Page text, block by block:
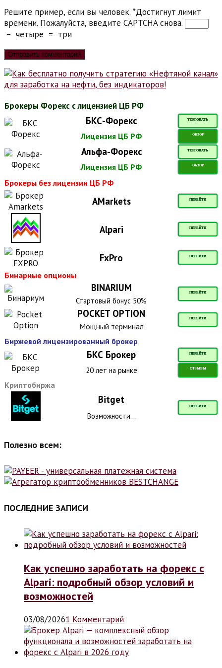
Решите пример, если вы человек. *Достигнут лимит
времени. Пожалуйста, введите CAPTCHA снова.
− четыре = три
Брокеры Форекс с лицензией ЦБ РФ
БКС-Форекс ТОРГОВАТЬ
Лицензия ЦБ РФ ОБЗОР
Альфа-Форекс ТОРГОВАТЬ
Лицензия ЦБ РФ ОБЗОР
Брокеры без лицензии ЦБ РФ
AMarkets ПЕРЕЙТИ
Alpari ПЕРЕЙТИ
FxPro ПЕРЕЙТИ
Бинарные опционы
BINARIUM ПЕРЕЙТИ
Стартовый бонус 50%
POCKET OPTION ПЕРЕЙТИ
Мощный терминал
Биржевой лицензированный брокер
БКС Брокер ПЕРЕЙТИ
20 лет на рынке ОТЗЫВЫ
Криптобиржа
Bitget
ПЕРЕЙТИ
Возможности...
Полезно всем:
ПОСЛЕДНИЕ ЗАПИСИ
Как успешно заработать на форекс с
Alpari: подробный обзор условий и
возможностей
03/08/20261 Комментарий